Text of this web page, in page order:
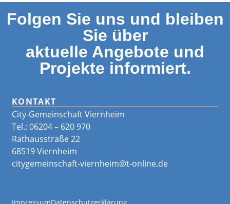
Folgen Sie uns und bleiben
Sie über
aktuelle Angebote und
Projekte informiert.
KONTAKT
City-Gemeinschaft Viernheim
Tel.: 06204 – 620 970
Rathausstraße 22
68519 Viernheim
citygemeinschaft-viernheim@t-online.de